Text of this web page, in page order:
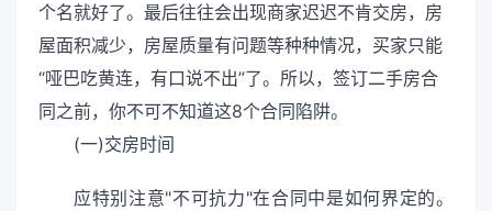
个名就好了。最后往往会出现商家迟迟不肯交房，房
屋面积减少，房屋质量有问题等种种情况，买家只能
“哑巴吃黄连，有口说不出”了。所以，签订二手房合
同之前，你不可不知道这8个合同陷阱。
(一)交房时间
应特别注意"不可抗力"在合同中是如何界定的。